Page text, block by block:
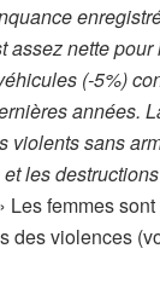
assez nette pour
(-5%)
années.
violents sans
les
Les femmes
des violences